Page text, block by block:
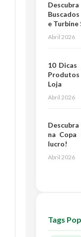
e Turbine
Abril 2026
10 Dicas
Loja
Abril 2026
na Copa
lucro!
Abril 2026
Tags